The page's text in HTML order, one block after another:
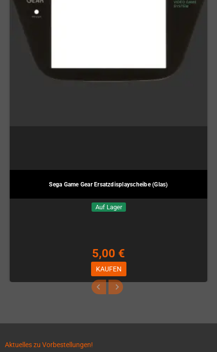
Sega Game Gear Ersatzdisplayscheibe (Glas)
Auf Lager
5,00 €
KAUFEN
Aktuelles zu Vorbestellungen!